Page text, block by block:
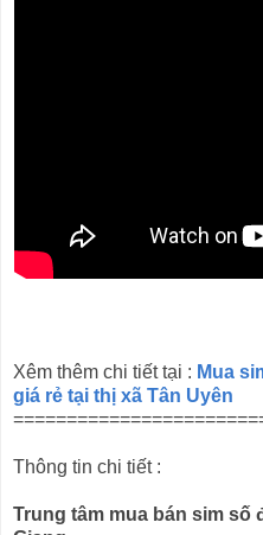
Xêm thêm chi tiết tại : Mua
giá rẻ tại thị xã Tân Uyên
Thông tin chi tiết :
Trung tâm mua bán sim số